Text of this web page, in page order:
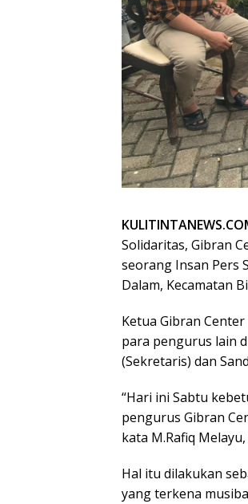
Solidaritas, Gibran
seorang Insan Pers
Dalam, Kecamatan
Ketua Gibran
para pengurus lain
(Sekretaris) dan
“Hari ini Sabtu
pengurus Gibran
kata M.Rafiq
Hal itu dilakukan
yang terkena